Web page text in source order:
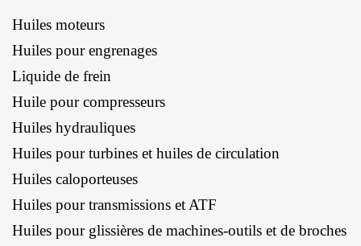
Huiles moteurs
Huiles pour engrenages
Liquide de frein
Huile pour compresseurs
Huiles hydrauliques
Huiles pour turbines et huiles de circulation
Huiles caloporteuses
Huiles pour transmissions et ATF
Huiles pour glissières de machines-outils et de broches